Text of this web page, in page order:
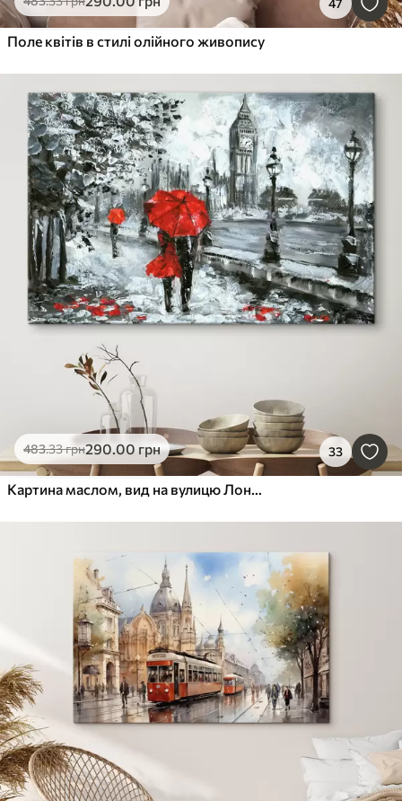
47
Поле квітів в стилі олійного живопису
483.33грн290.00 грн 33
Картина маслом, вид на вулицю Лондона в чорно-білих тонах